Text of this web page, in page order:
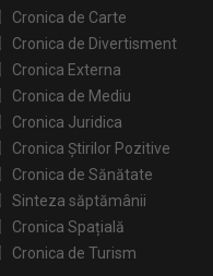
Cronica de Carte
Cronica de Divertisment
Cronica Externa
Cronica de Mediu
Cronica Juridica
Cronica Știrilor Pozitive
Cronica de Sănătate
Sinteza săptămânii
Cronica Spațială
Cronica de Turism